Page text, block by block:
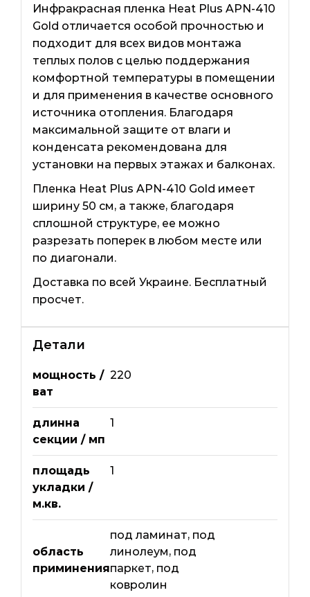
Инфракрасная пленка Heat Plus APN-410
Gold отличается особой прочностью и
подходит для всех видов монтажа
теплых полов с целью поддержания
комфортной температуры в помещении
и для применения в качестве основного
источника отопления. Благодаря
максимальной защите от влаги и
конденсата рекомендована для
установки на первых этажах и балконах.
Пленка Heat Plus APN-410 Gold имеет
ширину 50 см, а также, благодаря
сплошной структуре, ее можно
разрезать поперек в любом месте или
по диагонали.
Доставка по всей Украине. Бесплатный
просчет.
Детали
мощность /
ват
220
длинна
секции / мп
1
площадь
укладки /
м.кв.
1
область
приминения
под ламинат, под
линолеум, под
паркет, под
ковролин